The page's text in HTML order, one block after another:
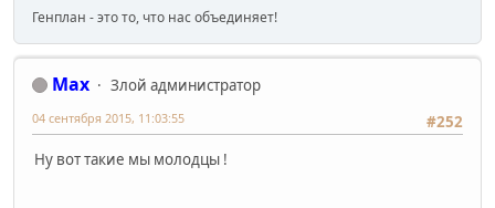
Генплан - это то, что нас объединяет!
Max
Злой администратор
#252
04 сентября 2015, 11:03:55
Ну вот такие мы молодцы !